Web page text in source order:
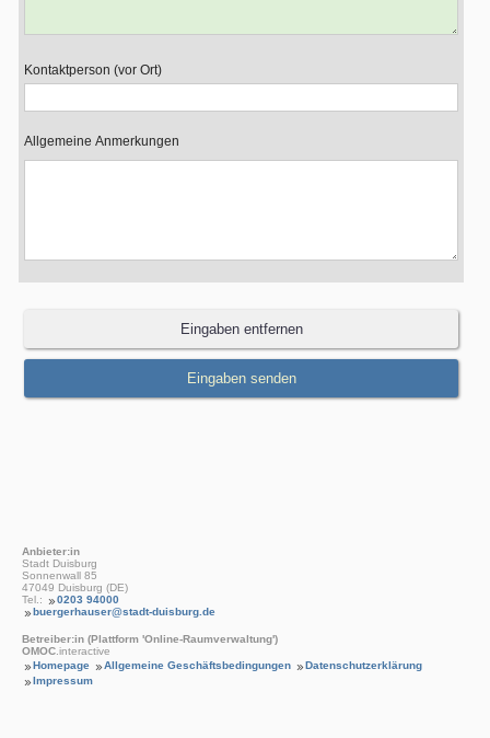
Kontaktperson (vor Ort)
Allgemeine Anmerkungen
Anbieter:in
Stadt Duisburg
Sonnenwall 85
47049 Duisburg (DE)
Tel.:
0203 94000
buergerhauser@stadt-duisburg.de
Betreiber:in (Plattform 'Online-Raumverwaltung')
OMOC .interactive
Homepage
Allgemeine Geschäftsbedingungen
Datenschutzerklärung
Impressum